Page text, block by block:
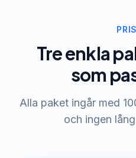
Tre enkla
som
Alla paket ingår med
och ingen